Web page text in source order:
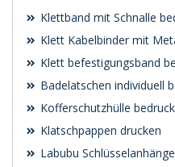
Klettband mit Schnalle
Klett Kabelbinder mit
Klett befestigungsband
Badelatschen individuell
Kofferschutzhülle
Klatschpappen drucken
Labubu